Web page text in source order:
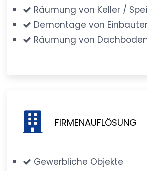
Räumung von Keller /
Demontage von
Räumung von
FIRMENAUFLÖSUNG
Gewerbliche Objekte